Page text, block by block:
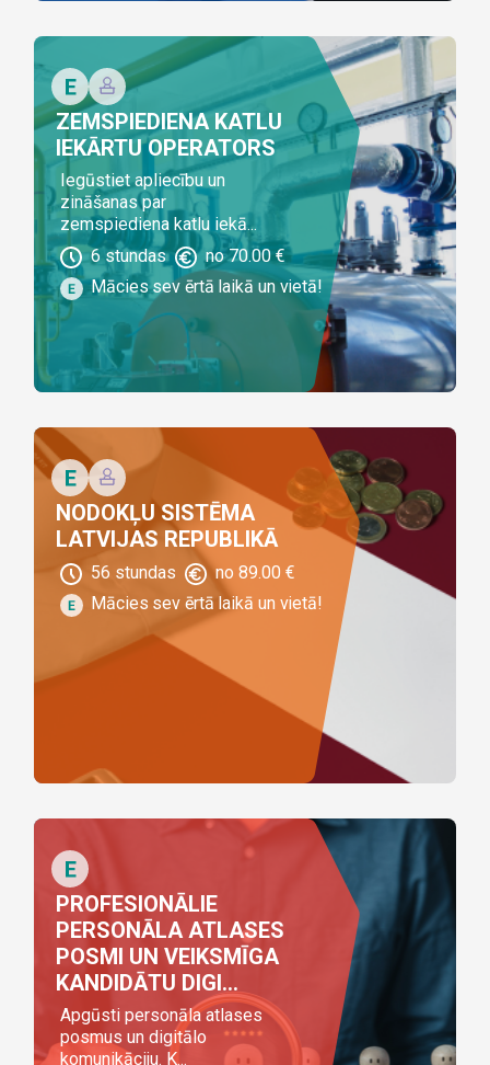
ZEMSPIEDIENA KATLU
IEKĀRTU OPERATORS
Iegūstiet apliecību un
zināšanas par
zemspiediena katlu iekā...
6 stundas no70.00 €
Mācies sev ērtā laikā un vietā!
NODOKĻU SISTĒMA
LATVIJAS REPUBLIKĀ
56 stundas no89.00 €
Mācies sev ērtā laikā un vietā!
PROFESIONĀLIE
PERSONĀLA ATLASES
POSMI UN VEIKSMĪGA
KANDIDĀTU DIGI...
Apgūsti personāla atlases
posmus un digitālo
komunikāciju. K...